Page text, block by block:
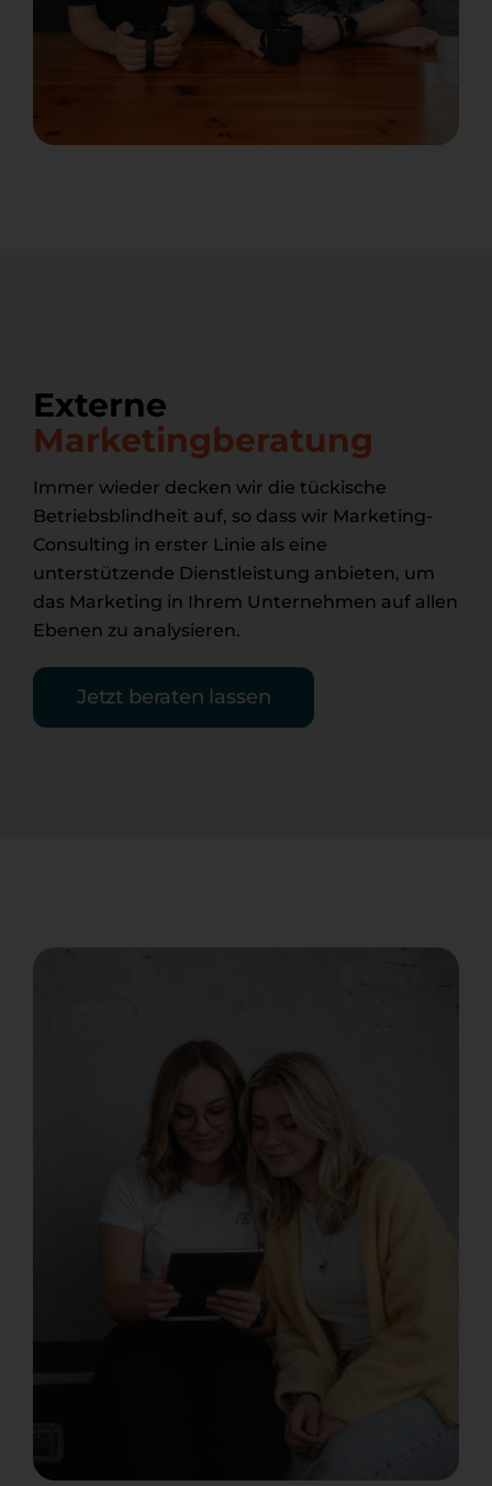
Externe
Marketingberatung
Immer wieder decken wir die tückische
Betriebsblindheit auf, so dass wir Marketing-
Consulting in erster Linie als eine
unterstützende Dienstleistung anbieten, um
das Marketing in Ihrem Unternehmen auf allen
Ebenen zu analysieren.
Jetzt beraten lassen